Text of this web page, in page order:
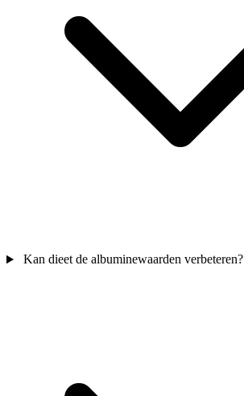
Kan dieet de albuminewaarden verbeteren?